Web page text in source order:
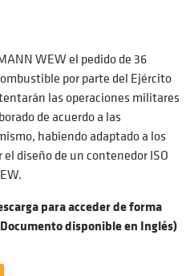
WEW el pedido de 36
por parte del Ejército
las operaciones militares
de acuerdo a las
habiendo adaptado a los
diseño de un contenedor ISO
para acceder de forma
disponible en Inglés)